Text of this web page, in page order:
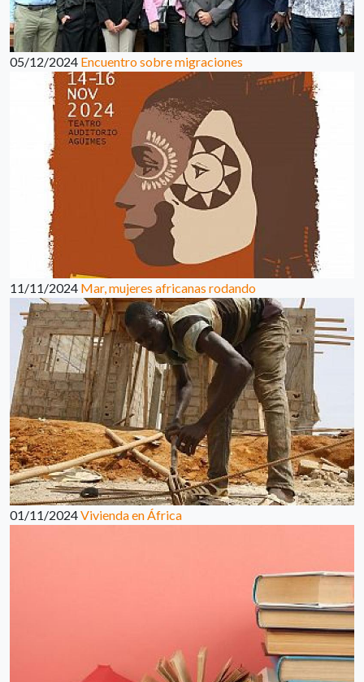
05/12/2024 Encuentro sobre migraciones
11/11/2024 Mar, mujeres africanas rodando
01/11/2024Vivienda en África